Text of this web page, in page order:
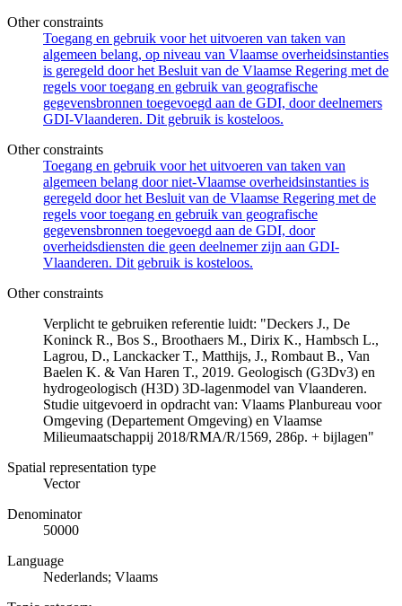
Other constraints
Toegang en gebruik voor het uitvoeren van taken van
algemeen belang, op niveau van Vlaamse overheidsinstanties
is geregeld door het Besluit van de Vlaamse Regering met de
regels voor toegang en gebruik van geografische
gegevensbronnen toegevoegd aan de GDI, door deelnemers
GDI-Vlaanderen. Dit gebruik is kosteloos.
Other constraints
Toegang en gebruik voor het uitvoeren van taken van
algemeen belang door niet-Vlaamse overheidsinstanties is
geregeld door het Besluit van de Vlaamse Regering met de
regels voor toegang en gebruik van geografische
gegevensbronnen toegevoegd aan de GDI, door
overheidsdiensten die geen deelnemer zijn aan GDI-
Vlaanderen. Dit gebruik is kosteloos.
Other constraints
Verplicht te gebruiken referentie luidt: "Deckers J., De
Koninck R., Bos S., Broothaers M., Dirix K., Hambsch L.,
Lagrou, D., Lanckacker T., Matthijs, J., Rombaut B., Van
Baelen K. & Van Haren T., 2019. Geologisch (G3Dv3) en
hydrogeologisch (H3D) 3D-lagenmodel van Vlaanderen.
Studie uitgevoerd in opdracht van: Vlaams Planbureau voor
Omgeving (Departement Omgeving) en Vlaamse
Milieumaatschappij 2018/RMA/R/1569, 286p. + bijlagen"
Spatial representation type
Vector
Denominator
50000
Language
Nederlands; Vlaams